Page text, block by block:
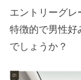
エントリーグ
特徴的で男性好
でしょうか？